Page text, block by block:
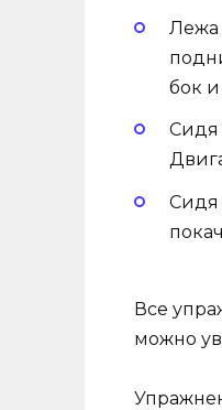
Лежа
бок
Сидя
Сидя
Все
можно